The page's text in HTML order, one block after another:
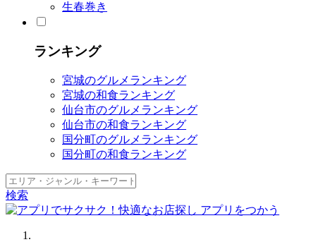
生春巻き
ランキング
宮城のグルメランキング
宮城の和食ランキング
仙台市のグルメランキング
仙台市の和食ランキング
国分町のグルメランキング
国分町の和食ランキング
検索